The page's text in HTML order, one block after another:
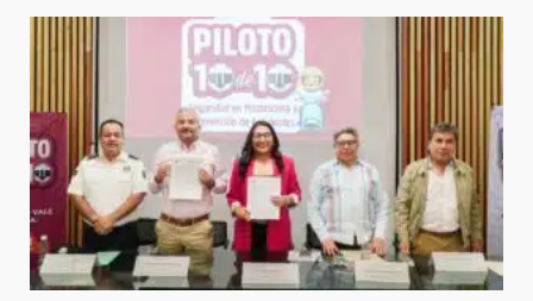
7
Detienen a Ernesto Ruffo en Baja
California; FGR lo investiga por
presuntos delitos de
delincuencia organizada y
contrabando
16 julio 2026
1
Avanza con orden y tranquilidad
el proceso electoral
extraordinario de Santiago
Xanica: Jesús Romero
7 agosto 2026